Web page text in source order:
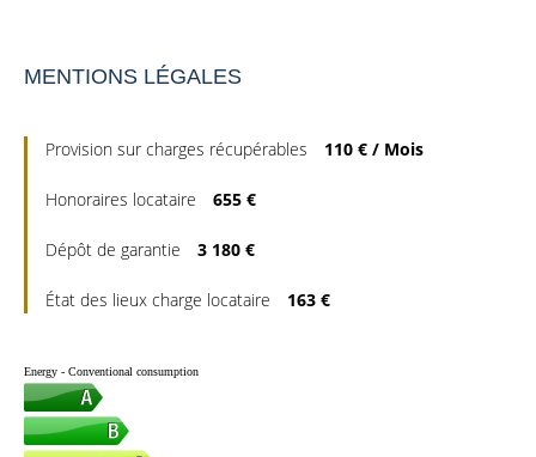
MENTIONS LÉGALES
Provision sur charges récupérables 110 € / Mois
Honoraires locataire 655 €
Dépôt de garantie 3 180 €
État des lieux charge locataire 163 €